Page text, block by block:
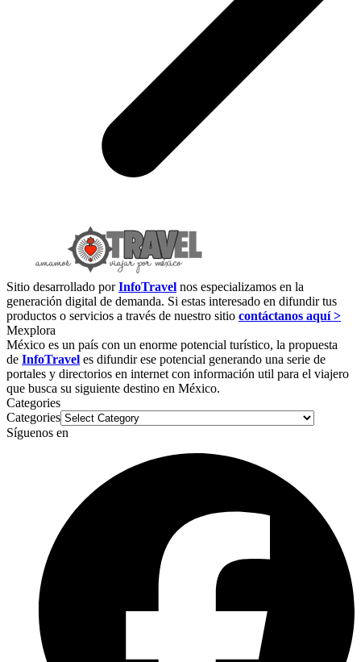
Sitio desarrollado porInfoTravel nos especializamos en la
generación digital de demanda. Si estas interesado en difundir tus
productos o servicios a través de nuestro sitio contáctanos aquí >
Mexplora
México es un país con un enorme potencial turístico, la propuesta
de InfoTravel es difundir ese potencial generando una serie de
portales y directorios en internet con información util para el viajero
que busca su siguiente destino en México.
Categories
Categories
Síguenos en